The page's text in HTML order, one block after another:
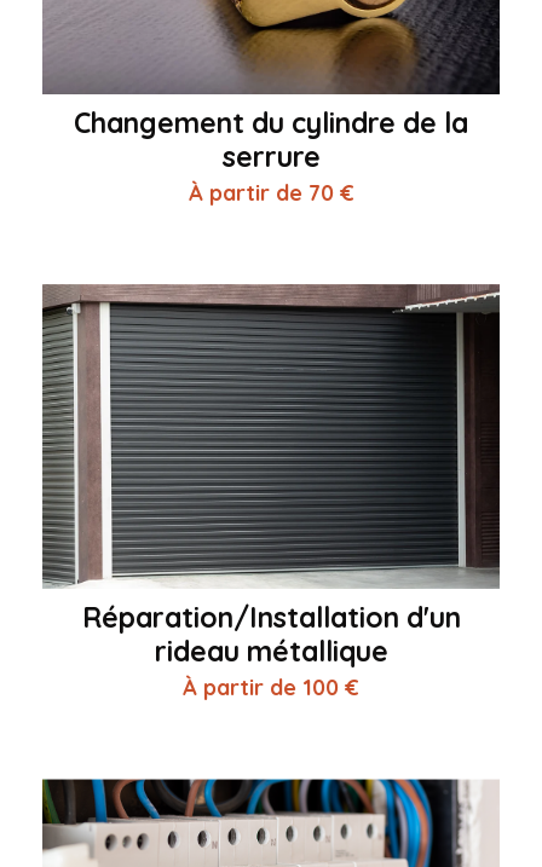
Changement du cylindre de la
serrure
À partir de 70 €
Réparation/Installation d'un
rideau métallique
À partir de 100 €